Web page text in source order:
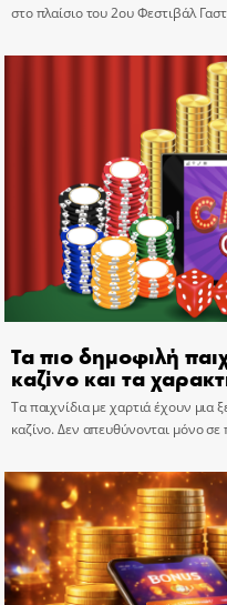
στο πλαίσιο του 2ου Φεστιβάλ
Τα πιο δημοφιλή
καζίνο και τα
Τα παιχνίδια με χαρτιά έχουν
καζίνο. Δεν απευθύνονται μόνο